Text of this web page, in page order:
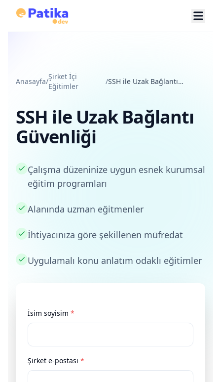
Anasayfa/
Şirket İçi
Eğitimler
/SSH ile Uzak Bağlantı
SSH ile Uzak Bağlantı
Güvenliği
Çalışma düzeninize uygun esnek kurumsal
eğitim programları
Alanında uzman eğitmenler
İhtiyacınıza göre şekillenen müfredat
Uygulamalı konu anlatım odaklı eğitimler
İsim soyisim *
Şirket e-postası *